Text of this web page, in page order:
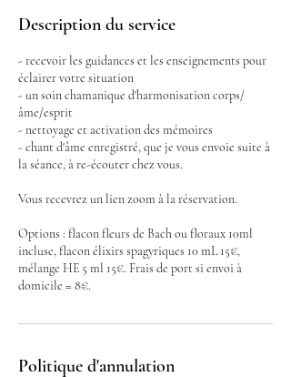
Description du service
- recevoir les guidances et les enseignements pour
éclairer votre situation
- un soin chamanique d'harmonisation corps/
âme/esprit
- nettoyage et activation des mémoires
- chant d'âme enregistré, que je vous envoie suite à
la séance, à re-écouter chez vous.
Vous recevrez un lien zoom à la réservation.
Options : flacon fleurs de Bach ou floraux 10ml
incluse, flacon élixirs spagyriques 10 mL 15€,
mélange HE 5 ml 15€. Frais de port si envoi à
domicile = 8€.
Politique d'annulation